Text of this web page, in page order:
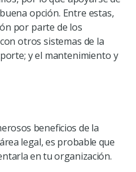
opción. Entre estas,
por parte de los
otros sistemas de la
y el mantenimiento y
beneficios de la
legal, es probable que
en tu organización.